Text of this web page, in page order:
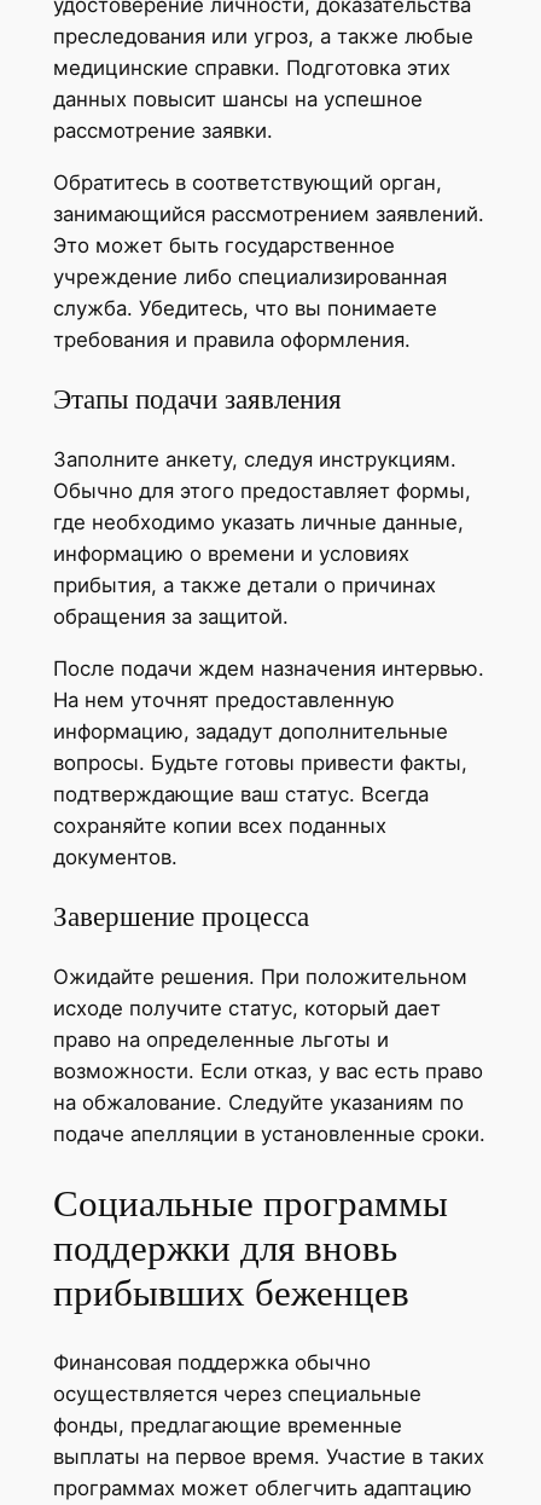
преследования или угроз, а также любые
медицинские справки. Подготовка этих
данных повысит шансы на успешное
рассмотрение заявки.
Обратитесь в соответствующий орган,
занимающийся рассмотрением заявлений.
Это может быть государственное
учреждение либо специализированная
служба. Убедитесь, что вы понимаете
требования и правила оформления.
Этапы подачи заявления
Заполните анкету, следуя инструкциям.
Обычно для этого предоставляет формы,
где необходимо указать личные данные,
информацию о времени и условиях
прибытия, а также детали о причинах
обращения за защитой.
После подачи ждем назначения интервью.
На нем уточнят предоставленную
информацию, зададут дополнительные
вопросы. Будьте готовы привести факты,
подтверждающие ваш статус. Всегда
сохраняйте копии всех поданных
документов.
Завершение процесса
Ожидайте решения. При положительном
исходе получите статус, который дает
право на определенные льготы и
возможности. Если отказ, у вас есть право
на обжалование. Следуйте указаниям по
подаче апелляции в установленные сроки.
Социальные программы
поддержки для вновь
прибывших беженцев
Финансовая поддержка обычно
осуществляется через специальные
фонды, предлагающие временные
выплаты на первое время. Участие в таких
программах может облегчить адаптацию